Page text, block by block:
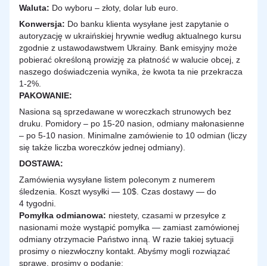
Waluta: Do wyboru – złoty, dolar lub euro.
Konwersja: Do banku klienta wysyłane jest zapytanie o
autoryzację w ukraińskiej hrywnie według aktualnego kursu
zgodnie z ustawodawstwem Ukrainy. Bank emisyjny może
pobierać określoną prowizję za płatność w walucie obcej, z
naszego doświadczenia wynika, że kwota ta nie przekracza
1-2%.
PAKOWANIE:
Nasiona są sprzedawane w woreczkach strunowych bez
druku. Pomidory – po 15-20 nasion, odmiany małonasienne
– po 5-10 nasion. Minimalne zamówienie to 10 odmian (liczy
się także liczba woreczków jednej odmiany).
DOSTAWA:
Zamówienia wysyłane listem poleconym z numerem
śledzenia. Koszt wysyłki — 10$. Czas dostawy — do
4 tygodni.
Pomyłka odmianowa: niestety, czasami w przesyłce z
nasionami może wystąpić pomyłka — zamiast zamówionej
odmiany otrzymacie Państwo inną. W razie takiej sytuacji
prosimy o niezwłoczny kontakt. Abyśmy mogli rozwiązać
sprawę, prosimy o podanie: